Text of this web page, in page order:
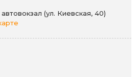
(ул. Киевская, 40)